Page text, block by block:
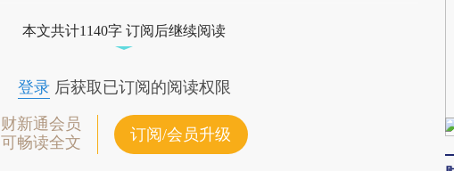
本文共计1140字 订阅后继续阅读
登录后获取已订阅的阅读权限
财新通会员
可畅读全文
订阅/会员升级